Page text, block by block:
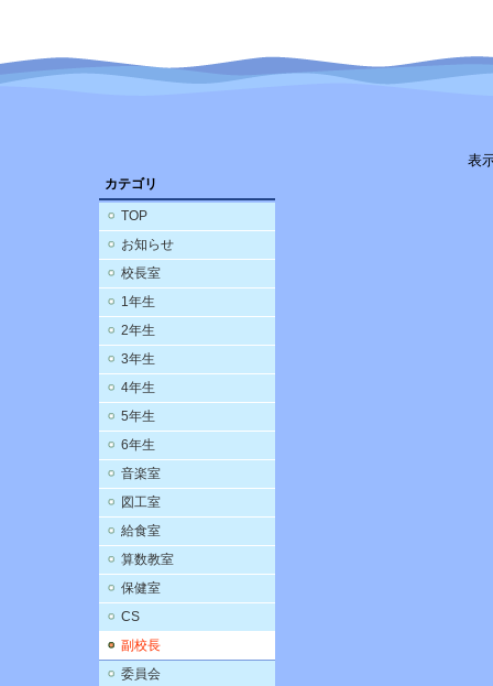
カテゴリ
TOP
お知らせ
校長室
1年生
2年生
3年生
4年生
5年生
6年生
音楽室
図工室
給食室
算数教室
保健室
CS
副校長
委員会
表